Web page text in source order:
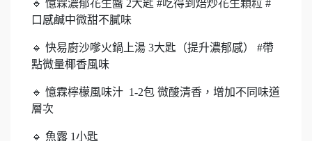
🔹 憶霖濃郁花生醬 2大匙 #吃得到焙炒花生顆粒 #
口感鹹中微甜不膩味
🔹 快易廚沙嗲火鍋上湯 3大匙（提升濃郁感） #帶
點微量椰香風味
🔹 憶霖檸檬風味汁 ​ 1-2包 微酸清香，增加不同味道
層次
🔹 魚露 1小匙